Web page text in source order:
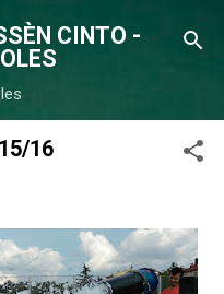
principalCINTO -
16